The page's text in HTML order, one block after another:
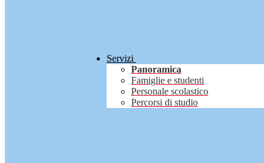
Servizi
Panoramica
Famiglie e studenti
Personale scolastico
Percorsi di studio